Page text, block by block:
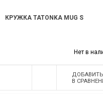
КРУЖКА TATONKA MUG S
Нет в
ДОБАВИТЬ
В